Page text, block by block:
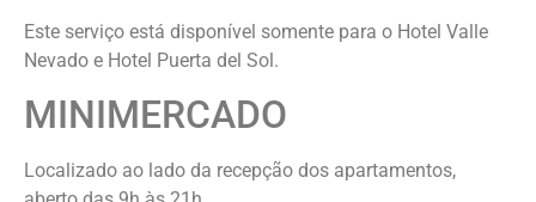
Este serviço está disponível somente para o Hotel Valle
Nevado e Hotel Puerta del Sol.
MINIMERCADO
Localizado ao lado da recepção dos apartamentos,